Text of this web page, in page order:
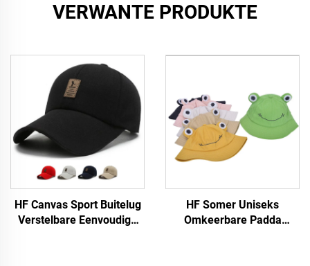
VERWANTE PRODUKTE
HF Canvas Sport Buitelug
Verstelbare Eenvoudige
HF Somer Uniseks
Omkeerbare Padda